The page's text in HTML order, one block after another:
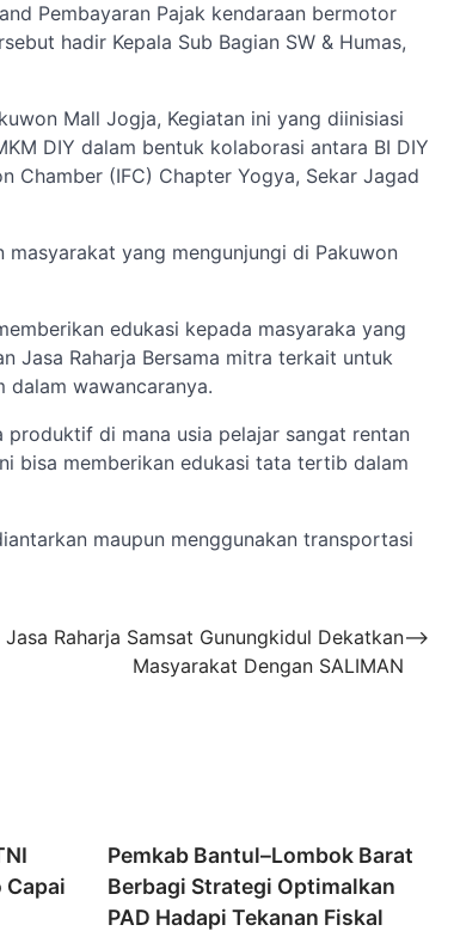
Pembayaran Pajak kendaraan bermotor
hadir Kepala Sub Bagian SW & Humas,
Mall Jogja, Kegiatan ini yang diinisiasi
DIY dalam bentuk kolaborasi antara BI DIY
Chamber (IFC) Chapter Yogya, Sekar Jagad
yang mengunjungi di Pakuwon
edukasi kepada masyaraka yang
Jasa Raharja Bersama mitra terkait untuk
dalam wawancaranya.
di mana usia pelajar sangat rentan
bisa memberikan edukasi tata tertib dalam
maupun menggunakan transportasi
Jasa Raharja Samsat Gunungkidul Dekatkan
Masyarakat Dengan SALIMAN
⟶
Capai
Pemkab Bantul–Lombok Barat
Berbagi Strategi Optimalkan
PAD Hadapi Tekanan Fiskal